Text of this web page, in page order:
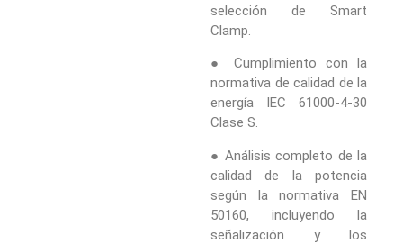
selección de Smart
Clamp.
● Cumplimiento con la
normativa de calidad de la
energía IEC 61000-4-30
Clase S.
● Análisis completo de la
calidad de la potencia
según la normativa EN
50160, incluyendo la
señalización y los